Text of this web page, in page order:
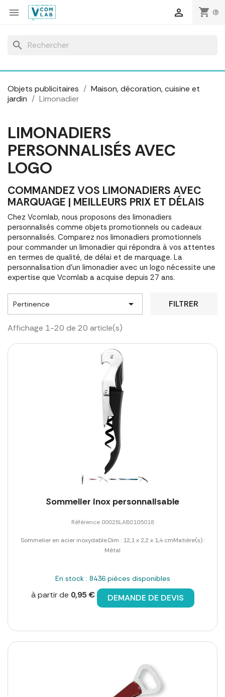
 shopping_cart (0)

search
Objets publicitaires
Maison, décoration, cuisine et
jardin
Limonadier
LIMONADIERS
PERSONNALISÉS AVEC
LOGO
COMMANDEZ VOS LIMONADIERS AVEC
MARQUAGE | MEILLEURS PRIX ET DÉLAIS
Chez Vcomlab, nous proposons des limonadiers
personnalisés comme objets promotionnels ou cadeaux
personnalisés. Comparez nos limonadiers promotionnels
pour commander un limonadier qui répondra à vos attentes
en termes de qualité, de délai et de marquage. La
personnalisation d'un limonadier avec un logo nécessite une
expertise que Vcomlab a acquise depuis 27 ans.
Pertinence  FILTRER
Affichage 1-20 de 20 article(s)
Sommelier inox personnalisable
Référence 00028LAB0105018
Sommelier en acier inoxydable.Dim : 12,1 x 2,2 x 1,4 cmMatière(s) :
Métal
En stock : 8436 pièces disponibles
à partir de 0,95 € DEMANDE DE DEVIS
Panneau de gestion des cookies